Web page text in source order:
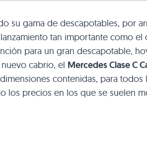
su gama de descapotables, por
tan importante como el
para un gran descapotable,
cabrio, el Mercedes Clase C
contenidas, para todos
los precios en los que se suelen